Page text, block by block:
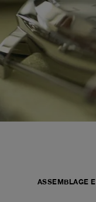
ASSEMBLAGE